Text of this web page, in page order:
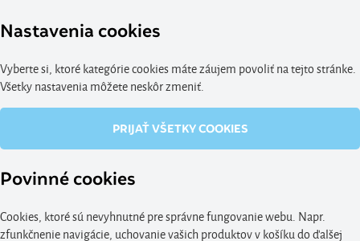
Nastavenia cookies
Vyberte si, ktoré kategórie cookies máte záujem povoliť na tejto stránke.
Všetky nastavenia môžete neskôr zmeniť.
PRIJAŤ VŠETKY COOKIES
Povinné cookies
Cookies, ktoré sú nevyhnutné pre správne fungovanie webu. Napr.
zfunkčnenie navigácie, uchovanie vašich produktov v košíku do ďalšej